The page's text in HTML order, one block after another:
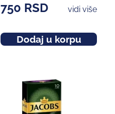
750 RSD vidi više
Dodaj u korpu